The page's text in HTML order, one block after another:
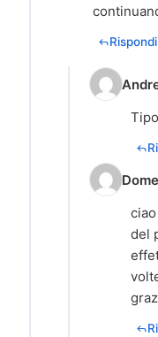
Rispondi
del